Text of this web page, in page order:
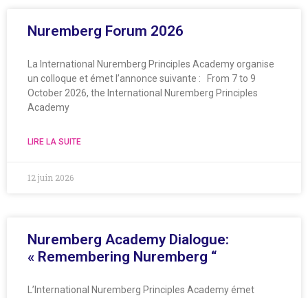
Nuremberg Forum 2026
La International Nuremberg Principles Academy organise
un colloque et émet l’annonce suivante : From 7 to 9
October 2026, the International Nuremberg Principles
Academy
LIRE LA SUITE
12 juin 2026
Nuremberg Academy Dialogue:
« Remembering Nuremberg “
L’International Nuremberg Principles Academy émet